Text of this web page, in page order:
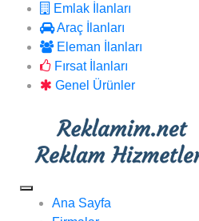
Emlak İlanları
Araç İlanları
Eleman İlanları
Fırsat İlanları
Genel Ürünler
Ana Sayfa